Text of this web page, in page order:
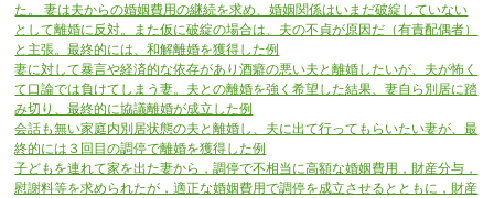
た。 妻は夫からの婚姻費用の継続を求め、婚姻関係はいまだ破綻していない
として離婚に反対。また仮に破綻の場合は、夫の不貞が原因だ（有責配偶者）
と主張。最終的には、和解離婚を獲得した例
妻に対して暴言や経済的な依存があり酒癖の悪い夫と離婚したいが、夫が怖く
て口論では負けてしまう妻。夫との離婚を強く希望した結果、妻自ら別居に踏
み切り、最終的に協議離婚が成立した例
会話も無い家庭内別居状態の夫と離婚し、夫に出て行ってもらいたい妻が、最
終的には３回目の調停で離婚を獲得した例
子どもを連れて家を出た妻から，調停で不相当に高額な婚姻費用，財産分与，
慰謝料等を求められたが，適正な婚姻費用で調停を成立させるとともに，財産